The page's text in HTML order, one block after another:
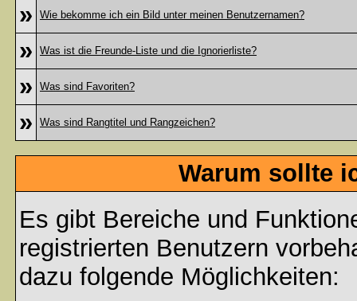
» Wie bekomme ich ein Bild unter meinen Benutzernamen?
» Was ist die Freunde-Liste und die Ignorierliste?
» Was sind Favoriten?
» Was sind Rangtitel und Rangzeichen?
Warum sollte
Es gibt Bereiche und
registrierten Benutzern
dazu folgende Möglichkeiten: